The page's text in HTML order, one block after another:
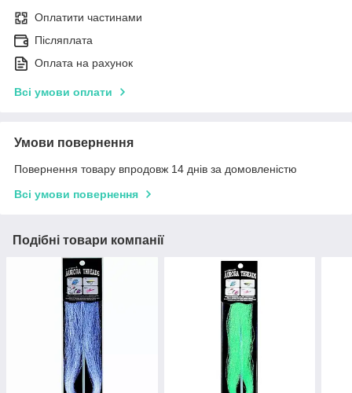
Оплатити частинами
Післяплата
Оплата на рахунок
Всі умови оплати
Умови повернення
Повернення товару впродовж 14 днів за домовленістю
Всі умови повернення
Подібні товари компанії